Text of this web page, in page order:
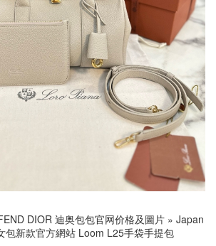
DIOR 迪奥包包官网价格及圖片 » Japan
包新款官方網站 Loom L25手袋手提包